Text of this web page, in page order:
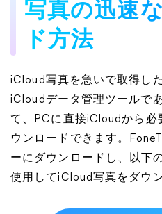
写真の迅速
ド方法
iCloud写真を急いで取得し
iCloudデータ管理ツールで
て、PCに直接iCloudから必
ウンロードできます。
ーにダウンロードし、以下
使用してiCloud写真をダウ